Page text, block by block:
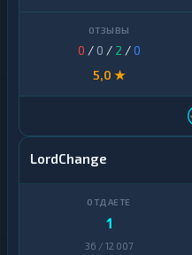
0 / 0 / 2 /0
5,0 ★
LordChange
1
36 / 12 007